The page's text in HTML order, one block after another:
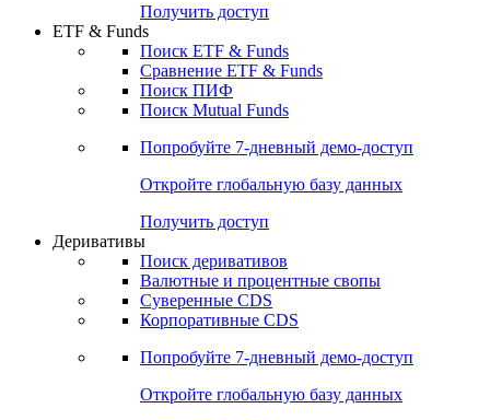
Получить доступ
ETF & Funds
Поиск ETF & Funds
Сравнение ETF & Funds
Поиск ПИФ
Поиск Mutual Funds
Попробуйте 7-дневный демо-доступ
Откройте глобальную базу данных
Получить доступ
Деривативы
Поиск деривативов
Валютные и процентные свопы
Суверенные CDS
Корпоративные CDS
Попробуйте 7-дневный демо-доступ
Откройте глобальную базу данных